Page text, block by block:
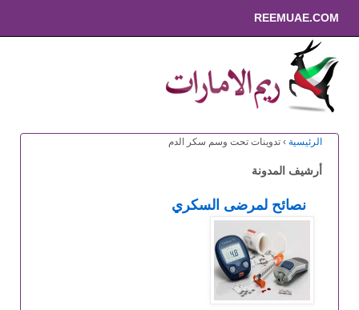
REEMUAE.COM
الرئيسية › تدوينات تحت وسم سكر الدم
أرشيف المدونة
نصائح لمرضى السكري